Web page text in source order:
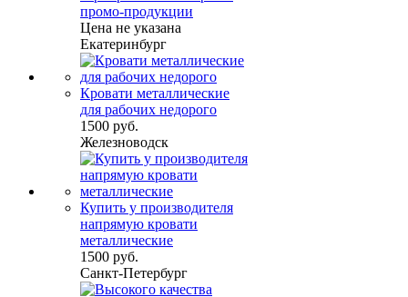
промо-продукции
Цена не указана
Екатеринбург
Кровати металлические
для рабочих недорого
1500 руб.
Железноводск
Купить у производителя
напрямую кровати
металлические
1500 руб.
Санкт-Петербург